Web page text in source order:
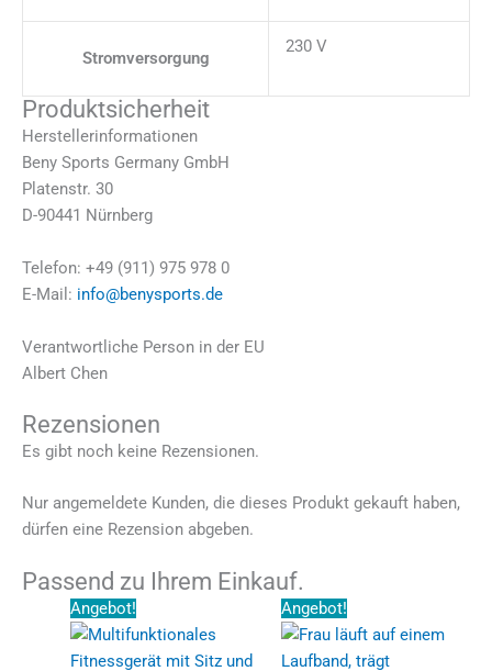
Stromversorgung
230 V
Produktsicherheit
Herstellerinformationen
Beny Sports Germany GmbH
Platenstr. 30
D-90441 Nürnberg
Telefon: +49 (911) 975 978 0
E-Mail: info@benysports.de
Verantwortliche Person in der EU
Albert Chen
Rezensionen
Es gibt noch keine Rezensionen.
Nur angemeldete Kunden, die dieses Produkt gekauft haben,
dürfen eine Rezension abgeben.
Passend zu Ihrem Einkauf.
Angebot!
Ursprünglicher
Preis
war:
Aktueller
Preis
ist:
Angebot!
Ursprünglicher
Preis
war:
Aktueller
Preis
ist: